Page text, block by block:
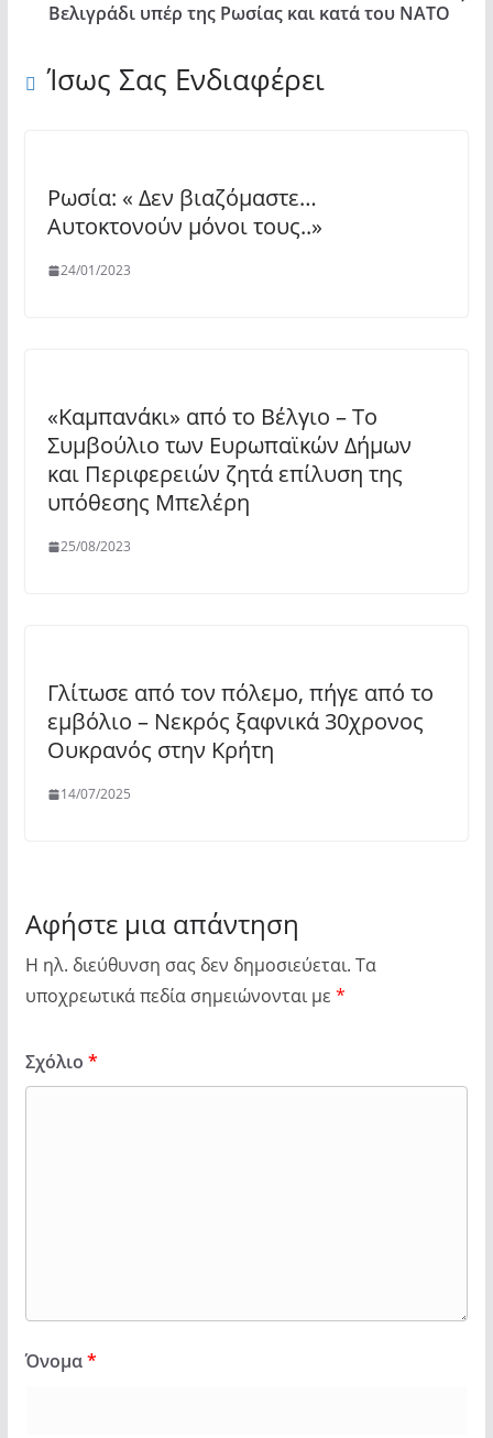
Βελιγράδι υπέρ της Ρωσίας και κατά του ΝΑΤΟ
Ίσως Σας Ενδιαφέρει
Ρωσία: « Δεν βιαζόμαστε…
Αυτοκτονούν μόνοι τους..»
24/01/2023
«Καμπανάκι» από το Βέλγιο – Το
Συμβούλιο των Ευρωπαϊκών Δήμων
και Περιφερειών ζητά επίλυση της
υπόθεσης Μπελέρη
25/08/2023
Γλίτωσε από τον πόλεμο, πήγε από το
εμβόλιο – Νεκρός ξαφνικά 30χρονος
Ουκρανός στην Κρήτη
14/07/2025
Αφήστε μια απάντηση
Η ηλ. διεύθυνση σας δεν δημοσιεύεται. Τα
υποχρεωτικά πεδία σημειώνονται με *
Σχόλιο *
Όνομα*